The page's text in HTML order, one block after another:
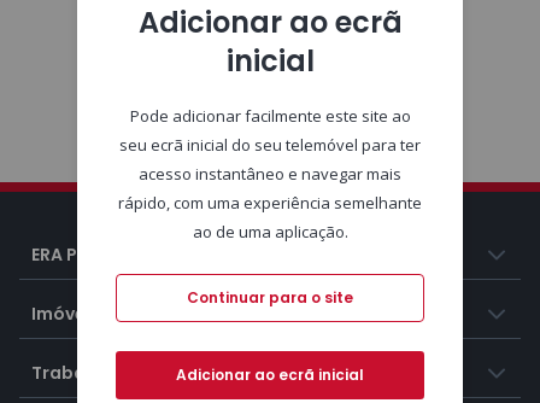
ERA Portugal
Imóveis
Trabalhar na ERA
Adicionar ao ecrã
inicial
Pode adicionar facilmente este site ao
seu ecrã inicial do seu telemóvel para ter
acesso instantâneo e navegar mais
rápido, com uma experiência semelhante
ao de uma aplicação.
Continuar para o site
Adicionar ao ecrã inicial